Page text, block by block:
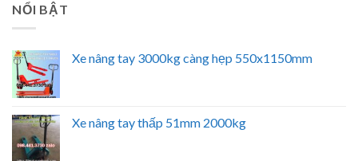
NỔI BẬT
Xe nâng tay 3000kg càng hẹp 550x1150mm
Xe nâng tay thấp 51mm 2000kg